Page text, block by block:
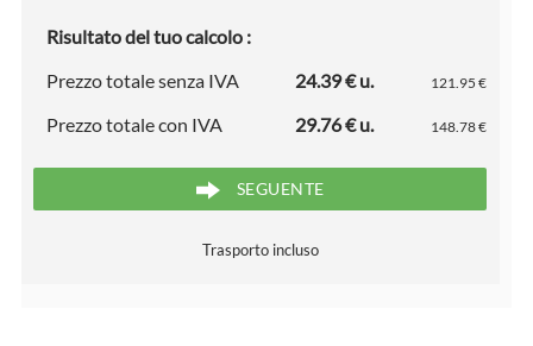
Risultato del tuo calcolo :
Prezzo totale senza IVA
24.39 € u. 121.95 €
Prezzo totale con IVA 29.76 € u. 148.78 €
SEGUENTE
Trasporto incluso